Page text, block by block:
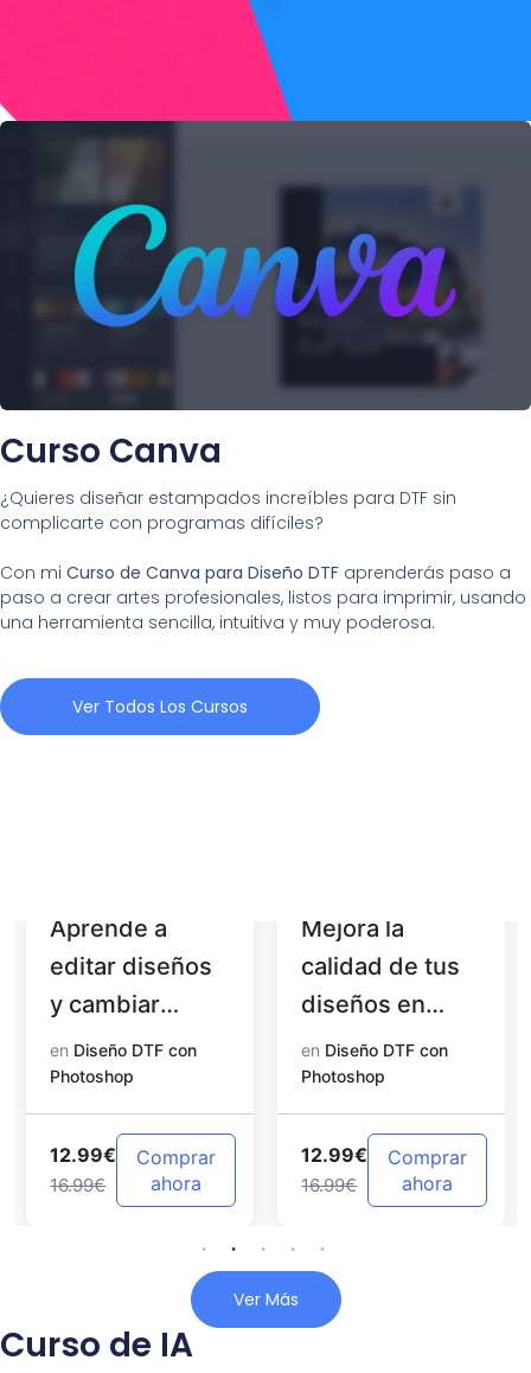
Curso Canva
¿Quieres diseñar estampados increíbles para DTF sin
complicarte con programas difíciles?
Con mi Curso de Canva para Diseño DTF aprenderás paso a
paso a crear artes profesionales, listos para imprimir, usando
una herramienta sencilla, intuitiva y muy poderosa.
Ver Todos Los Cursos
Aprende a
editar diseños
y cambiar
colores con
Photoshop
en Diseño DTF con
Photoshop
12.99€
16.99€
Comprar
ahora
Mejora la
calidad de tus
diseños en
Photoshop
en Diseño DTF con
Photoshop
12.99€
16.99€
Comprar
ahora
Ver Más
Curso de IA